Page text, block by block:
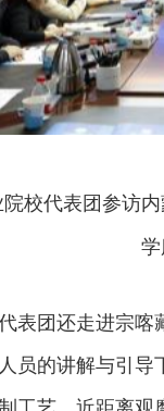
校代表团参访
学
表团还走进宗
员的讲解与引